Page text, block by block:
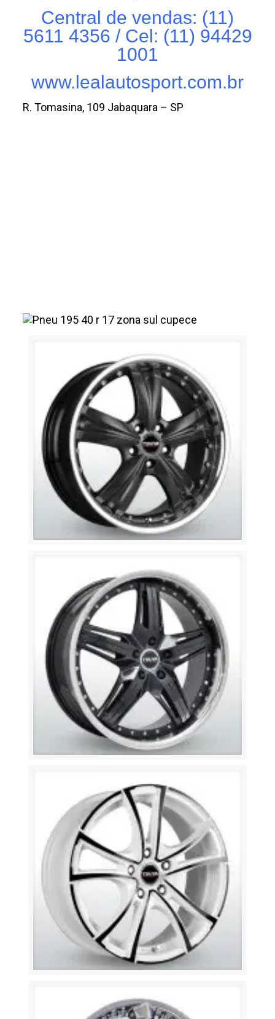
Central de vendas: (11)
5611 4356 / Cel: (11) 94429
1001
www.lealautosport.com.br
R. Tomasina, 109 Jabaquara – SP